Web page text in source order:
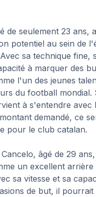
de seulement 23 ans,
potentiel au sein de
sa technique fine,
à marquer des
l'un des jeunes
du football mondial.
à s'entendre avec
demandé, ce
pour le club catalan.
âgé de 29
un excellent arrière
sa vitesse et sa
de but, il